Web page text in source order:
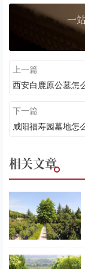
一
上一篇
西安白鹿原公墓怎
下一篇
咸阳福寿园墓地怎
相关文章